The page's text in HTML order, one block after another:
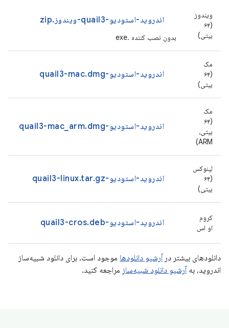
ویندوز
(۶۴
بیتی)
اندروید-استودیو-quail3-ویندوز.zip
بدون نصب کننده .exe
مک
(۶۴
بیتی)
اندروید-استودیو-quail3-mac.dmg
مک
(۶۴
بیتی،
ARM)
اندروید-استودیو-quail3-mac_arm.dmg
لینوکس
(۶۴
بیتی)
اندروید-استودیو-quail3-linux.tar.gz
کروم
او اس
اندروید-استودیو-quail3-cros.deb
دانلودهای بیشتر در آرشیو دانلودها موجود است. برای دانلود شبیه‌ساز
اندروید، به آرشیو دانلود شبیه‌ساز مراجعه کنید.